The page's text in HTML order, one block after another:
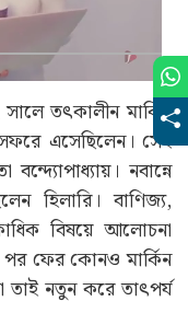
তৎকালীন মার্কিন
এসেছিলেন। সেই
নবান্নে
হিলারি। বাণিজ্য,
বিষয়ে আলোচনা
পর ফের কোনও মার্কিন
তাই নতুন করে তাৎপর্য